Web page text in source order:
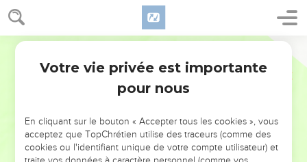
NE MANQUEZ PAS L’ÉVÉNEMENT
DE L’ANNÉE !
ET SI LEURS ERREURS POUVAIENT VOUS ÉVITER LES
Votre vie privée est importante
pour nous
En cliquant sur le bouton « Accepter tous les cookies », vous
acceptez que TopChrétien utilise des traceurs (comme des
cookies ou l'identifiant unique de votre compte utilisateur) et